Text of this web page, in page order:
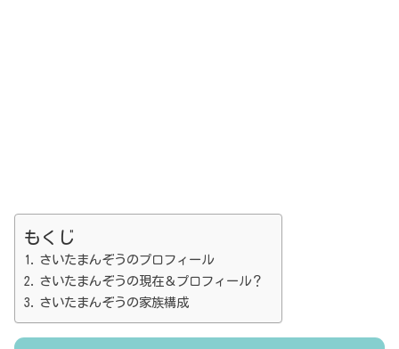
もくじ
さいたまんぞうのプロフィール
さいたまんぞうの現在＆プロフィール？
さいたまんぞうの家族構成